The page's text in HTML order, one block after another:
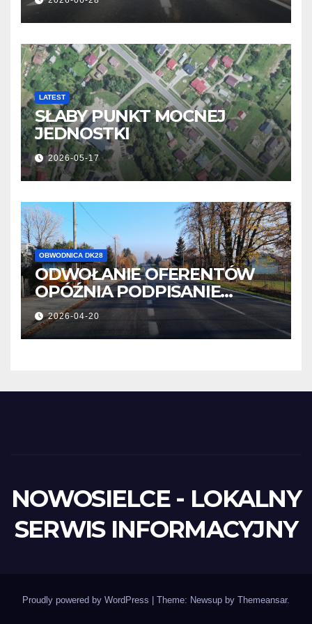
PISAROWIEC
LATEST
SŁABY PUNKT MOCNEJ
JEDNOSTKI
2026-05-17
OBWODNICA DK28
ODWOŁANIE OFERENTÓW
OPÓŹNIA PODPISANIE
UMOWY
2026-04-20
NOWOSIELCE - LOKALNY
SERWIS INFORMACYJNY
Proudly powered by WordPress Theme: Newsup by Themeansar.